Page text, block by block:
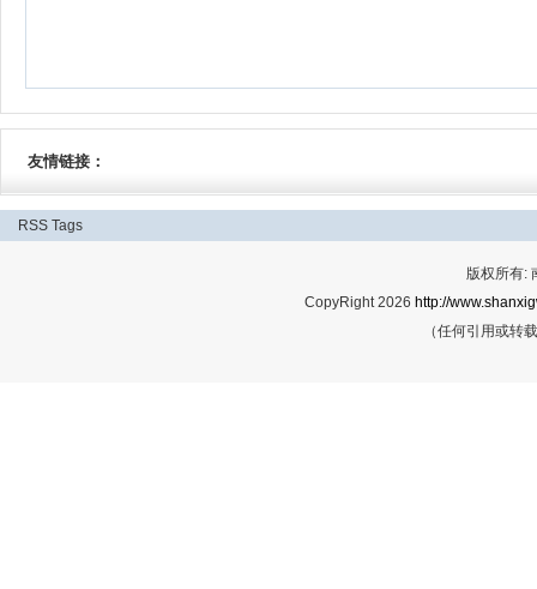
友情链接：
RSS Tags
版权所有:
CopyRight 2026 http://
（任何引用或转